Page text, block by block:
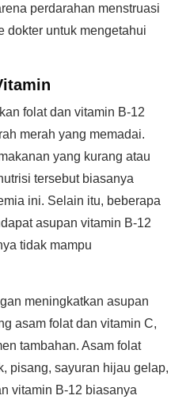
perdarahan menstruasi
dokter untuk mengetahui
folat dan vitamin B-12
merah yang memadai.
yang kurang atau
tersebut biasanya
ini. Selain itu, beberapa
asupan vitamin B-12
tidak mampu
meningkatkan asupan
asam folat dan vitamin C,
tambahan. Asam folat
pisang, sayuran hijau gelap,
vitamin B-12 biasanya